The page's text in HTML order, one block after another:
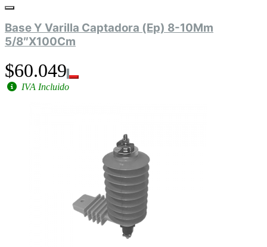
Base Y Varilla Captadora (Ep) 8-10Mm
5/8″X100Cm
$60.049
IVA Incluido